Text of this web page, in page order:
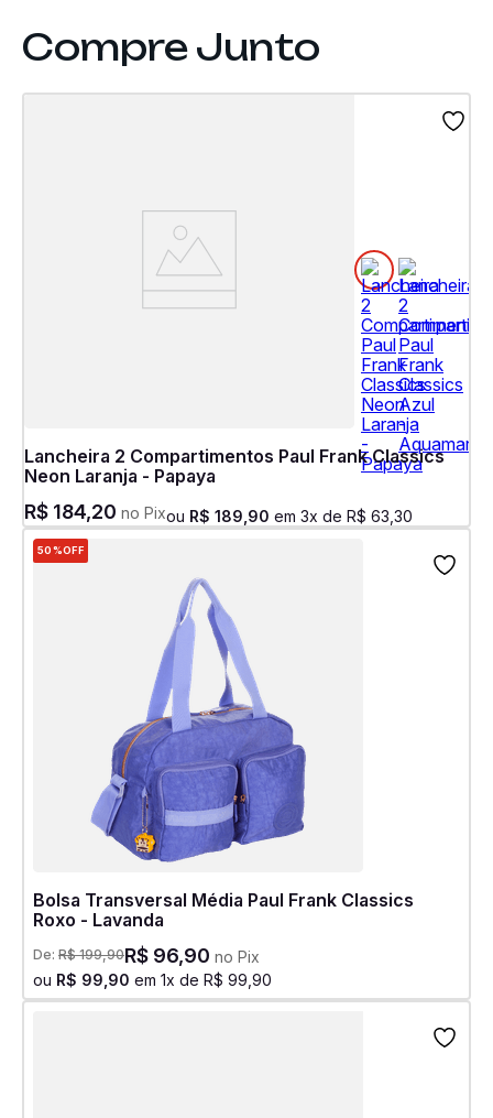
Lancheira 2 Compartimentos Paul Frank Classics
Neon Laranja - Papaya
R$ 184,20 no Pixou R$ 189 90 em 3x de R$ 63 30
50%OFF
Bolsa Transversal Média Paul Frank Classics
Roxo - Lavanda
De: R$ 199,90R$ 96,90 no Pix
ou R$ 99 90 em 1x de R$ 99 90